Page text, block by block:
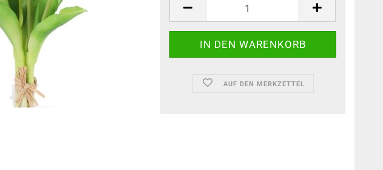
AUF DEN MERKZETTEL